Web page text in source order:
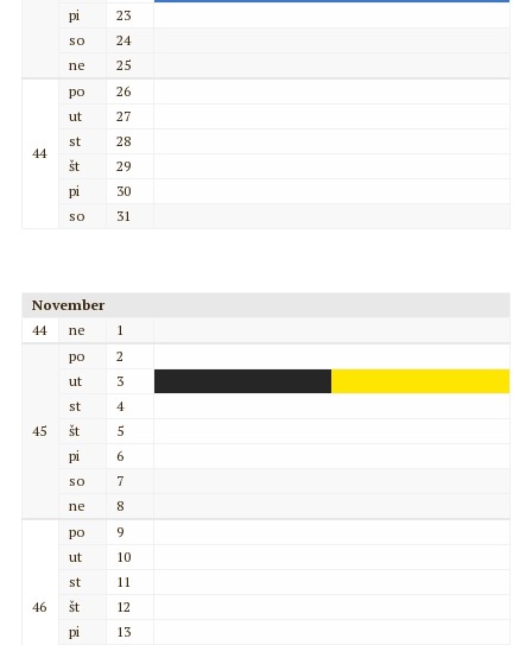
pi
23
so
24
ne
25
44
po
26
ut
27
st
28
št
29
pi
30
so
31
November
44
ne 1
45
po
2
ut
3
st
4
št
5
pi
6
so
7
ne
8
46
po
9
ut
10
st
11
št
12
pi
13